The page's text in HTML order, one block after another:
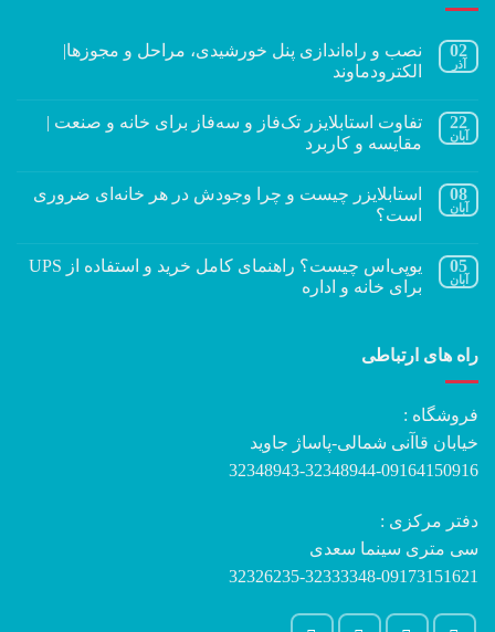
02
آذر
نصب و راه‌اندازی پنل خورشیدی، مراحل و مجوزها|
الکترودماوند
22
آبان
تفاوت استابلایزر تک‌فاز و سه‌فاز برای خانه و صنعت |
مقایسه و کاربرد
08
آبان
استابلایزر چیست و چرا وجودش در هر خانه‌ای ضروری
است؟
05
آبان
یوپی‌اس چیست؟ راهنمای کامل خرید و استفاده از UPS
برای خانه و اداره
راه های ارتباطی
فروشگاه :
خیابان قاآنی شمالی-پاساژ جاوید
32348943-32348944-09164150916
دفتر مرکزی :
سی متری سینما سعدی
32326235-32333348-09173151621